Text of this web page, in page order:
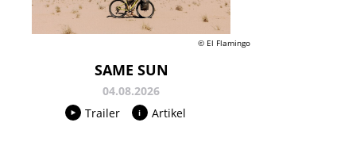
© El Flamingo
SAME SUN
04.08.2026
Trailer
Artikel